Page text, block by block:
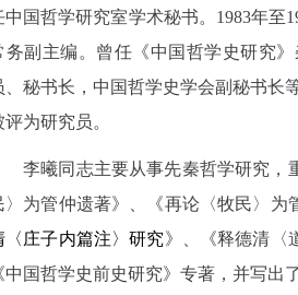
中国哲学研究室学术秘书。 1983年至
务副主编。曾任《中国哲学史研究
、秘书长，中国哲学史学会副秘书长
评为研究员。
李曦同志主要从事先秦哲学研究，
〉为管仲遗著》、《再论〈牧民〉
〈庄子内篇注〉研究》、《释德清〈
中国哲学史前史研究》专著，并写出